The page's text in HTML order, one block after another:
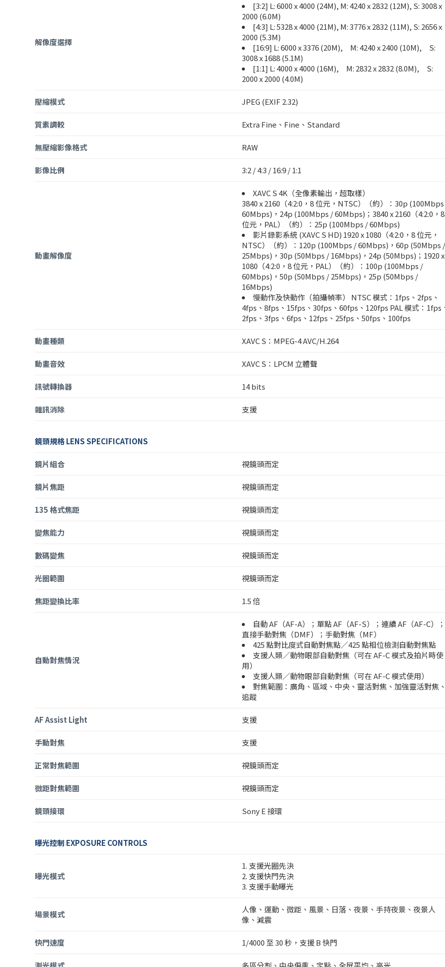
解像度選擇
[3:2] L: 6000 x 4000 (24M), M: 4240 x 2832 (12M), S: 3008 x
2000 (6.0M)
[4:3] L: 5328 x 4000 (21M), M: 3776 x 2832 (11M), S: 2656 x
2000 (5.3M)
[16:9] L: 6000 x 3376 (20M), M: 4240 x 2400 (10M), S:
3008 x 1688 (5.1M)
[1:1] L: 4000 x 4000 (16M), M: 2832 x 2832 (8.0M), S:
2000 x 2000 (4.0M)
壓縮模式 JPEG (EXIF 2.32)
質素調較 Extra Fine、Fine、Standard
無壓縮影像格式 RAW
影像比例 3:2 / 4:3 / 16:9 / 1:1
動畫解像度
XAVC S 4K（全像素輸出，超取樣）
3840 x 2160（4:2:0，8 位元，NTSC）（約）：30p
60Mbps)，24p (100Mbps / 60Mbps)；3840 x 2160（4:2:0，8
位元，PAL）（約）：25p (100Mbps / 60Mbps)
影片錄影系統 (XAVC S HD) 1920 x 1080（4:2:0，8 位元，
NTSC）（約）：120p (100Mbps / 60Mbps)，60p (50Mbps /
25Mbps)，30p (50Mbps / 16Mbps)，24p (50Mbps)；1920 x
1080（4:2:0，8 位元，PAL）（約）：100p (100Mbps /
60Mbps)，50p (50Mbps / 25Mbps)，25p (50Mbps /
16Mbps)
慢動作及快動作（拍攝幀率） NTSC 模式：1fps、2fps、
4fps、8fps、15fps、30fps、60fps、120fps PAL 模式：1fps
2fps、3fps、6fps、12fps、25fps、50fps、100fps
動畫種類 XAVC S：MPEG-4 AVC/H.264
動畫音效 XAVC S：LPCM 立體聲
訊號轉換器 14 bits
雜訊消除 支援
鏡頭規格 LENS SPECIFICATIONS
鏡片組合 視鏡頭而定
鏡片焦距 視鏡頭而定
135 格式焦距 視鏡頭而定
變焦能力 視鏡頭而定
數碼變焦 視鏡頭而定
光圈範圍 視鏡頭而定
焦距變換比率 1.5 倍
自動對焦情況
自動 AF（AF-A）；單點 AF（AF-S）；連續 AF（AF-C）；
直接手動對焦（DMF）；手動對焦（MF）
425 點對比度式自動對焦點／425 點相位檢測自動對焦點
支援人類／動物眼部自動對焦（可在 AF-C 模式及拍片時使
用）
支援人類／動物眼部自動對焦（可在 AF-C 模式使用）
對焦範圍：廣角、區域、中央、靈活對焦、加強靈活對焦
追蹤
AF Assist Light 支援
手動對焦 支援
正常對焦範圍 視鏡頭而定
微距對焦範圍 視鏡頭而定
鏡頭接環 Sony E 接環
曝光控制 EXPOSURE CONTROLS
曝光模式
1. 支援光圈先決
2. 支援快門先決
3. 支援手動曝光
場景模式
人像、運動、微距、風景、日落、夜景、手持夜景、夜景人
像、減震
快門速度 1/4000 至 30 秒，支援 B 快門